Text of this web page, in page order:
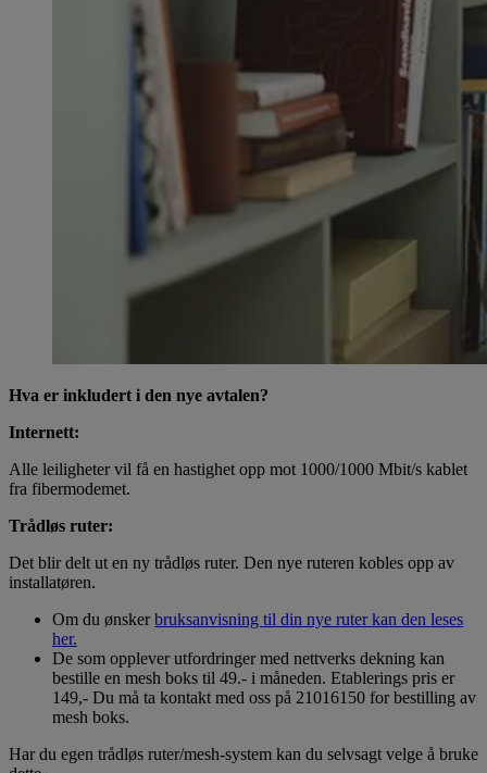
Hva er inkludert i den nye avtalen?
Internett:
Alle leiligheter vil få en hastighet opp mot 1000/1000 Mbit/s kablet
fra fibermodemet.
Trådløs ruter:
Det blir delt ut en ny trådløs ruter. Den nye ruteren kobles opp av
installatøren.
Om du ønskerbruksanvisning til din nye ruter kan den leses
her.
De som opplever utfordringer med nettverks dekning kan
bestille en mesh boks til 49.- i måneden. Etablerings pris er
149,- Du må ta kontakt med oss på 21016150 for bestilling av
mesh boks.
Har du egen trådløs ruter/mesh-system kan du selvsagt velge å bruke